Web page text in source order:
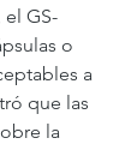
el GS-
o
a
que las
la